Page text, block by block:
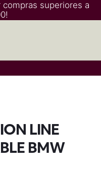
compras superiores a
LINE
BMW